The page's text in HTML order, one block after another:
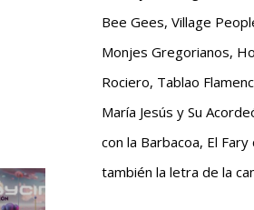
Bee Gees, Village
Monjes Gregorianos,
Rociero, Tablao
María Jesús y Su
con la Barbacoa, El
también la letra de la